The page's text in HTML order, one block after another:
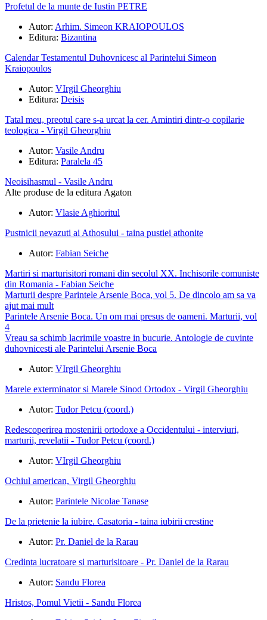
Profetul de la munte de Iustin PETRE
Autor: Arhim. Simeon KRAIOPOULOS
Editura: Bizantina
Calendar Testamentul Duhovnicesc al Parintelui Simeon
Kraiopoulos
Autor: VIrgil Gheorghiu
Editura: Deisis
Tatal meu, preotul care s-a urcat la cer. Amintiri dintr-o copilarie
teologica - Virgil Gheorghiu
Autor: Vasile Andru
Editura: Paralela 45
Neoisihasmul - Vasile Andru
Alte produse de la editura Agaton
Autor: Vlasie Aghioritul
Pustnicii nevazuti ai Athosului - taina pustiei athonite
Autor: Fabian Seiche
Martiri si marturisitori romani din secolul XX. Inchisorile comuniste
din Romania - Fabian Seiche
Marturii despre Parintele Arsenie Boca, vol 5. De dincolo am sa va
ajut mai mult
Parintele Arsenie Boca. Un om mai presus de oameni. Marturii, vol
4
Vreau sa schimb lacrimile voastre in bucurie. Antologie de cuvinte
duhovnicesti ale Parintelui Arsenie Boca
Autor: VIrgil Gheorghiu
Marele exterminator si Marele Sinod Ortodox - Virgil Gheorghiu
Autor: Tudor Petcu (coord.)
Redescoperirea mostenirii ortodoxe a Occidentului - interviuri,
marturii, revelatii - Tudor Petcu (coord.)
Autor: VIrgil Gheorghiu
Ochiul american, Virgil Gheorghiu
Autor: Parintele Nicolae Tanase
De la prietenie la iubire. Casatoria - taina iubirii crestine
Autor: Pr. Daniel de la Rarau
Credinta lucratoare si marturisitoare - Pr. Daniel de la Rarau
Autor: Sandu Florea
Hristos, Pomul Vietii - Sandu Florea